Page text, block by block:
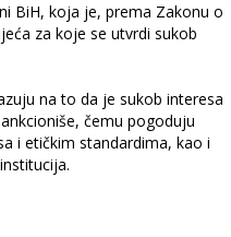
BiH, koja je, prema Zakonu o
za koje se utvrdi sukob
na to da je sukob interesa
čemu pogoduju
i etičkim standardima, kao i